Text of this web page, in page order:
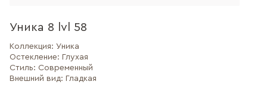
Уника 8 lvl 58
Коллекция: Уника
Остекление: Глухая
Стиль: Современный
Внешний вид: Гладкая